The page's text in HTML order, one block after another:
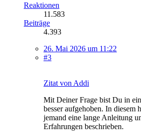
Reaktionen
11.583
Beiträge
4.393
26. Mai 2026 um 11:22
#3
Zitat von Addi
Mit Deiner Frage bist Du in
besser aufgehoben. In diesem
jemand eine lange Anleitung
Erfahrungen beschrieben.